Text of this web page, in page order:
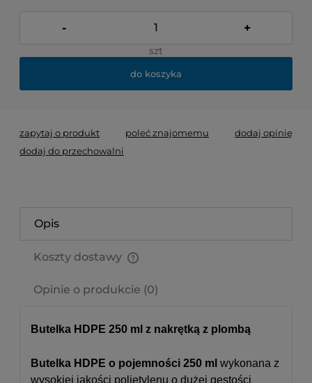
- +
szt
do koszyka
zapytaj o produkt poleć znajomemu
dodaj opinię
dodaj do przechowalni
Opis
Koszty dostawy
Opinie o produkcie (0)
Butelka HDPE 250 ml z nakrętką z plombą
Butelka HDPE o pojemności 250 ml wykonana z
wysokiej jakości polietylenu o dużej gęstości